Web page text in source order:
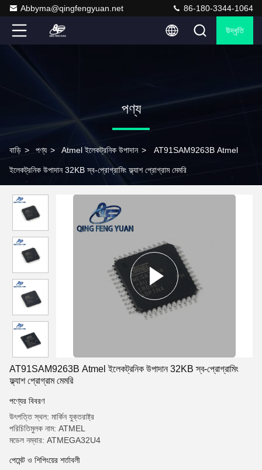
Abbyma@qingfengyuan.net 86-180-3344-1064
উদ্ধৃতি
পণ্য
বাড়ি > পণ্য > Atmel ইলেকট্রনিক উপাদান > AT91SAM9263B Atmel
ইলেকট্রনিক উপাদান 32KB স্ব-প্রোগ্রামিং ফ্ল্যাশ প্রোগ্রাম মেমরি
AT91SAM9263B Atmel ইলেকট্রনিক উপাদান 32KB স্ব-প্রোগ্রামিং
ফ্ল্যাশ প্রোগ্রাম মেমরি
পণ্যের বিবরণ
উৎপত্তি স্থল: মার্কিন যুক্তরাষ্ট্র
পরিচিতিমুলক নাম: ATMEL
মডেল নম্বার: ATMEGA32U4
পেমেন্ট ও শিপিংয়ের শর্তাবলী